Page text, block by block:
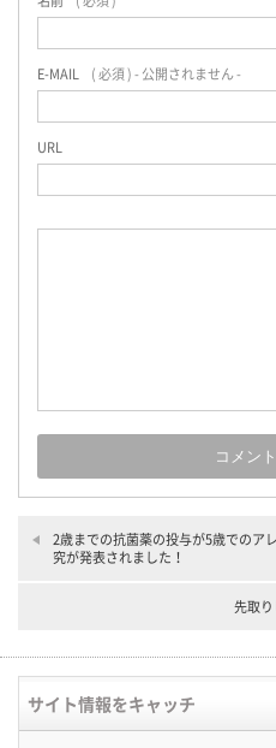
E-MAIL ( 必須 ) - 公開されません -
URL
2歳までの抗菌薬の投与が5歳でのア
究が発表されました！
先取
サイト情報をキャッチ